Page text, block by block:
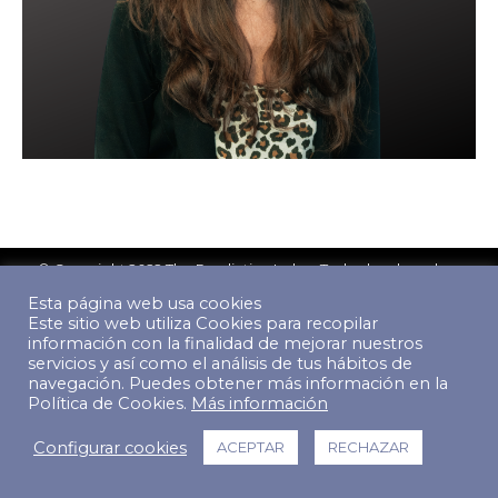
© Copyright 2022 The Predictive Index. Todos los derechos
Footer Menu
Esta página web usa cookies
Este sitio web utiliza Cookies para recopilar
información con la finalidad de mejorar nuestros
servicios y así como el análisis de tus hábitos de
navegación. Puedes obtener más información en la
Política de Cookies. Más información
Configurar cookies ACEPTAR RECHAZAR